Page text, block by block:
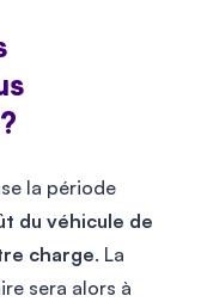
la période
du véhicule de
charge. La
sera alors à